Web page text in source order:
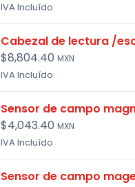
IVA Incluído
Cabezal de lectura /
$8,804.40 MXN
IVA Incluído
Sensor de campo
$4,043.40 MXN
IVA Incluído
Sensor de campo